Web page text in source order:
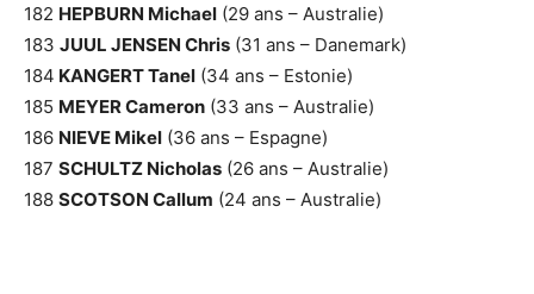
182 HEPBURN Michael (29 ans – Australie)
183 JUUL JENSEN Chris (31 ans – Danemark)
184 KANGERT Tanel (34 ans – Estonie)
185 MEYER Cameron (33 ans – Australie)
186 NIEVE Mikel (36 ans – Espagne)
187 SCHULTZ Nicholas (26 ans – Australie)
188 SCOTSON Callum (24 ans – Australie)